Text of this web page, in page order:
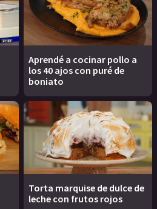
Aprendé a cocinar pollo a
los 40 ajos con puré de
boniato
Torta marquise de dulce de
leche con frutos rojos